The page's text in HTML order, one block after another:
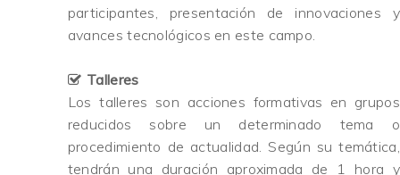
participantes, presentación de innovaciones y
avances tecnológicos en este campo.
Talleres
Los talleres son acciones formativas en grupos
reducidos sobre un determinado tema o
procedimiento de actualidad. Según su temática,
tendrán una duración aproximada de 1 hora y